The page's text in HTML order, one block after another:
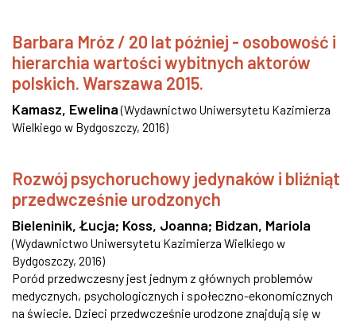
Barbara Mróz / 20 lat później - osobowość i
hierarchia wartości wybitnych aktorów
polskich. Warszawa 2015.
Kamasz, Ewelina (Wydawnictwo Uniwersytetu Kazimierza
Wielkiego w Bydgoszczy, 2016)
Rozwój psychoruchowy jedynaków i bliźniąt
przedwcześnie urodzonych
Bieleninik, Łucja; Koss, Joanna; Bidzan, Mariola
(Wydawnictwo Uniwersytetu Kazimierza Wielkiego w
Bydgoszczy, 2016)
Poród przedwczesny jest jednym z głównych problemów
medycznych, psychologicznych i społeczno-ekonomicznych
na świecie. Dzieci przedwcześnie urodzone znajdują się w